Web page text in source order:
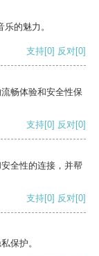
的魅力。
支持[0] 反对[0]
畅体验和安全性保
支持[0] 反对[0]
全性的连接，并帮
支持[0] 反对[0]
保护。